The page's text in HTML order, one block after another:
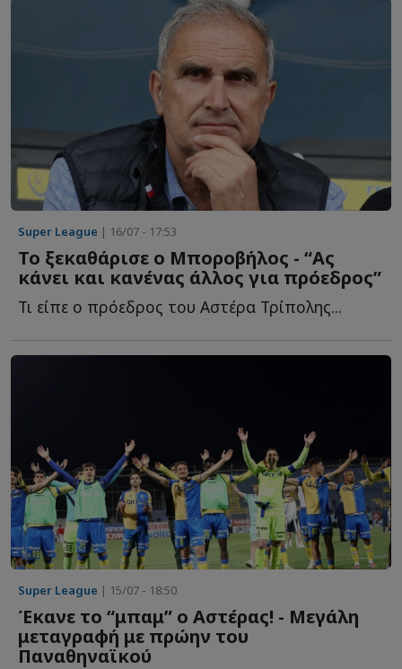
Super League | 16/07 - 17:53
Το ξεκαθάρισε ο Μποροβήλος - “Ας
κάνει και κανένας άλλος για πρόεδρος”
Τι είπε ο πρόεδρος του Αστέρα Τρίπολης...
Super League | 15/07 - 18:50
Έκανε το “μπαμ” ο Αστέρας! - Μεγάλη
μεταγραφή με πρώην του
Παναθηναϊκού